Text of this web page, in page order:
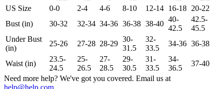
US Size
0-0 2-4 4-6 8-10 12-14 16-18 20-22
Bust (in)
30-32 32-34 34-36 36-38 38-40
40-
42.5
42.5-
45.5
Under Bust
(in)
25-26 27-28 28-29
30-
31.5
32-
33.5
34-36 36-38
Waist (in)
23.5-
24.5
25-
26.5
27-
28.5
29-
30.5
31-
33.5
34-
36.5
37-40
Need more help? We've got you covered. Email us at